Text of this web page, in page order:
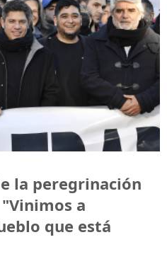
la peregrinación
a
que está